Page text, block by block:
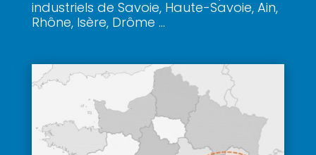
industriels de Savoie, Haute-Savoie, Ain,
Rhône, Isère, Drôme …